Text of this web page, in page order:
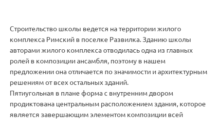
Строительство школы ведется на территории жилого
комплекса Римский в поселке Развилка. Зданию школы
авторами жилого комплекса отводилась одна из главных
ролей в композиции ансамбля, поэтому в нашем
предложении она отличается по значимости и архитектурным
решениям от всех остальных зданий.
Пятиугольная в плане форма с внутренним двором
продиктована центральным расположением здания, которое
является завершающим элементом композиции всей